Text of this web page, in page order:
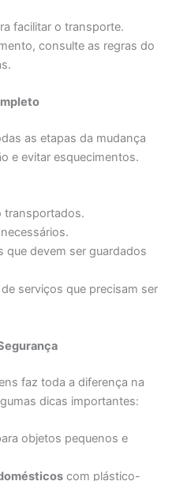
facilitar o transporte.
consulte as regras do
as etapas da mudança
e evitar esquecimentos.
transportados.
que devem ser guardados
serviços que precisam ser
faz toda a diferença na
dicas importantes:
objetos pequenos e
com plástico-